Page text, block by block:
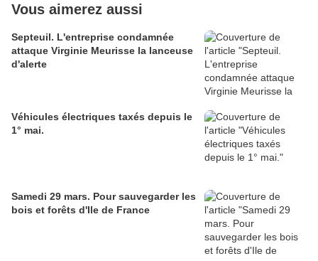
Vous aimerez aussi
Septeuil. L'entreprise condamnée
attaque Virginie Meurisse la lanceuse
d'alerte
Véhicules électriques taxés depuis le
1° mai.
Samedi 29 mars. Pour sauvegarder les
bois et forêts d'Ile de France